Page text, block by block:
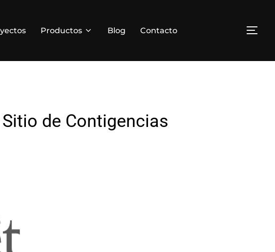
Productos Blog Contacto
de Contigencias